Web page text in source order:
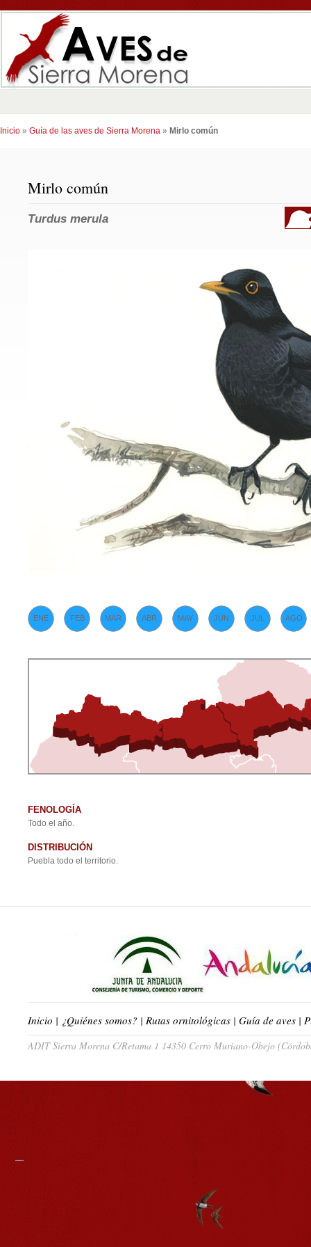
Inicio » Guía de las aves de Sierra Morena » Mirlo común
Mirlo común
Turdus merula
ENE FEB MAR ABR MAY JUN JUL AGO
FENOLOGÍA
Todo el año.
DISTRIBUCIÓN
Puebla todo el territorio.
Inicio | ¿Quiénes somos? | Rutas ornitológicas | Guía de aves |
ADIT Sierra Morena C/Retama 1 14350 Cerro Muriano-Obejo